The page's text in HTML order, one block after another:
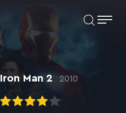
Iron Man 2 2010